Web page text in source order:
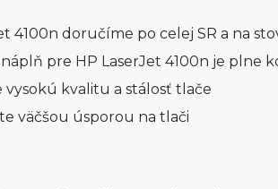
dokumentov.HP LaserJet
čo uľahčuje manipuláciu s
pre tých, ktorí očakávajú výkon a
spoľahlivosti a výkone. V kombinácii
spoľahlivé riešenie pre čiernobielu
4100n doručíme po celej SR a na
pre HP LaserJet 4100n je plne
kvalitu a stálosť tlače
väčšou úsporou na tlači